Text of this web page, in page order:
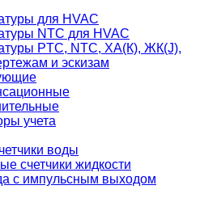
для HVAC
NTC для HVAC
PTС, NTC, ХА(К), ЖК(J),
и эскизам
учета
воды
счетчики жидкости
с импульсным выходом